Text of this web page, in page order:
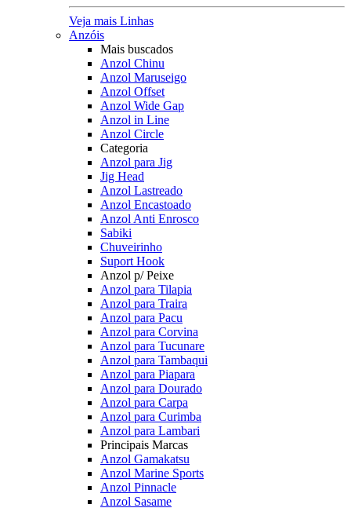
Veja mais Linhas
Anzóis
Mais buscados
Anzol Chinu
Anzol Maruseigo
Anzol Offset
Anzol Wide Gap
Anzol in Line
Anzol Circle
Categoria
Anzol para Jig
Jig Head
Anzol Lastreado
Anzol Encastoado
Anzol Anti Enrosco
Sabiki
Chuveirinho
Suport Hook
Anzol p/ Peixe
Anzol para Tilapia
Anzol para Traira
Anzol para Pacu
Anzol para Corvina
Anzol para Tucunare
Anzol para Tambaqui
Anzol para Piapara
Anzol para Dourado
Anzol para Carpa
Anzol para Curimba
Anzol para Lambari
Principais Marcas
Anzol Gamakatsu
Anzol Marine Sports
Anzol Pinnacle
Anzol Sasame